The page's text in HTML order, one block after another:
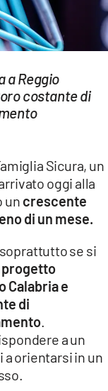
a Reggio
costante di
Sicura, un
oggi alla
un crescente
di un mese.
se si
progetto
Calabria e
di
a un
orientarsi in un